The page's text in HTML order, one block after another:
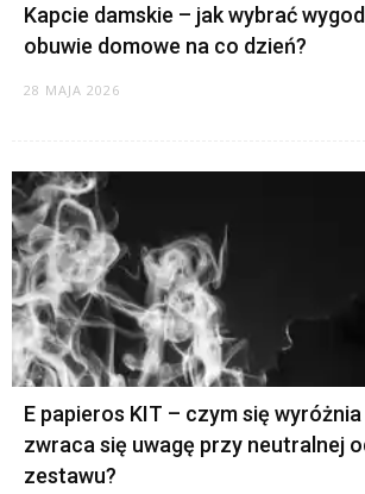
Kapcie damskie – jak wybrać
obuwie domowe na co dzień?
28 MAJA 2026
E papieros KIT – czym się
zwraca się uwagę przy neutralnej
zestawu?